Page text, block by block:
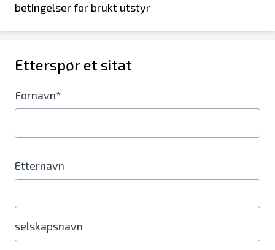
betingelser for brukt utstyr
Etterspør et sitat
Fornavn*
Etternavn
selskapsnavn